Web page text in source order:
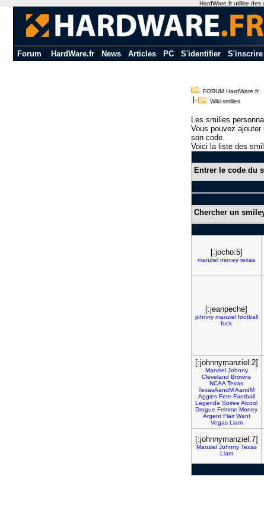
Forum HardWare.fr| News| Articles| PC| S'identifier| S'inscrire
FORUM HardWare.fr
Wiki smilies
Les smilies
Vous pouvez
son code.
Voici la liste des
Entrer le code du
Chercher un
[:jocho:5]
manziel money texas
[:jeanpeche]
johnny manziel football
fuck
[:johnnymanziel:2]
Manziel Johnny
Cleveland Browns
NCAA Texas
TexasAandMAandM
Aggies Fete Football
Legende Soiree Alcool
Drogue Femme Money
Argent Flair Want
Vegas Liam
[:johnnymanziel:7]
Manziel Johnny Texas
Liam
HardWare.fr utilise